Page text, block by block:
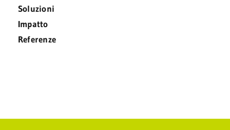
Soluzioni
Impatto
Referenze